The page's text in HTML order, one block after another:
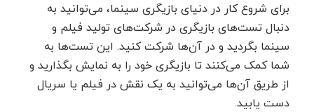
برای شروع کار در دنیای بازیگری سینما، می‌توانید به
دنبال تست‌های بازیگری در شرکت‌های تولید فیلم و
سینما بگردید و در آن‌ها شرکت کنید. این تست‌ها به
شما کمک می‌کنند تا بازیگری خود را به نمایش بگذارید و
از طریق آن‌ها می‌توانید به یک نقش در فیلم یا سریال
دست یابید.